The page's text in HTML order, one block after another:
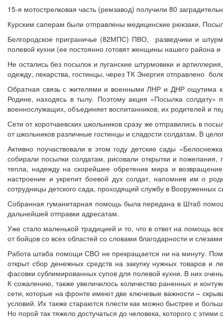
15-я мотострелковая часть (ремзавод) получили 80
Курским саперам были отправлены медицинские рюкзаки,
Белгородское приграничье (82МПС) ПВО, разведчики и
полевой кухни (ее постоянно готовят женщины нашего района
Не остались без посылок и луганские штурмовики и
одежду, лекарства, гостинцы, через ТК Энергия отправлено
Обратная связь с жителями и военными ЛНР и ДНР ощутима
Родине, находясь в тылу. Поэтому акция «Посылка
военнослужащих, объединяет воспитанников, их родителей и
Сети от коротчаевских школьников сразу же отправились в
от школьников различные гостинцы и сладости солдатам. В
Активно поучаствовали в этом году детские сады
собирали посылки солдатам, рисовали открытки и
тепла, надежду на скорейшее обретение мира и
настроение и укрепит боевой дух солдат, напомнив им о
сотрудницы детского сада, проходящий службу в Вооруженных
Собранная гуманитарная помощь была передана в Штаб
дальнейшей отправки адресатам.
Уже стало маленькой традицией и то, что в ответ на помощь
от бойцов со всех областей со словами благодарности и
Работа штаба помощи СВО не прекращается ни на минуту.
открыт сбор денежных средств на закупку нужных товаров
фасовки сублимированных супов для полевой кухни. В них
К сожалению, также увеличилось количество раненных и
сети, которые на фронте имеют две ключевые важности –
условий. Их также стараются плести как можно быстрее и
Но порой так тяжело достучаться до человека, которого с